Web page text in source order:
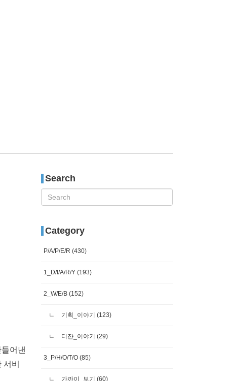
어낸
비
Search
Category
P/A/P/E/R (430)
1_D/I/A/R/Y (193)
2_W/E/B (152)
기획_이야기 (123)
디쟌_이야기 (29)
3_P/H/O/T/O (85)
가까이_보기 (60)